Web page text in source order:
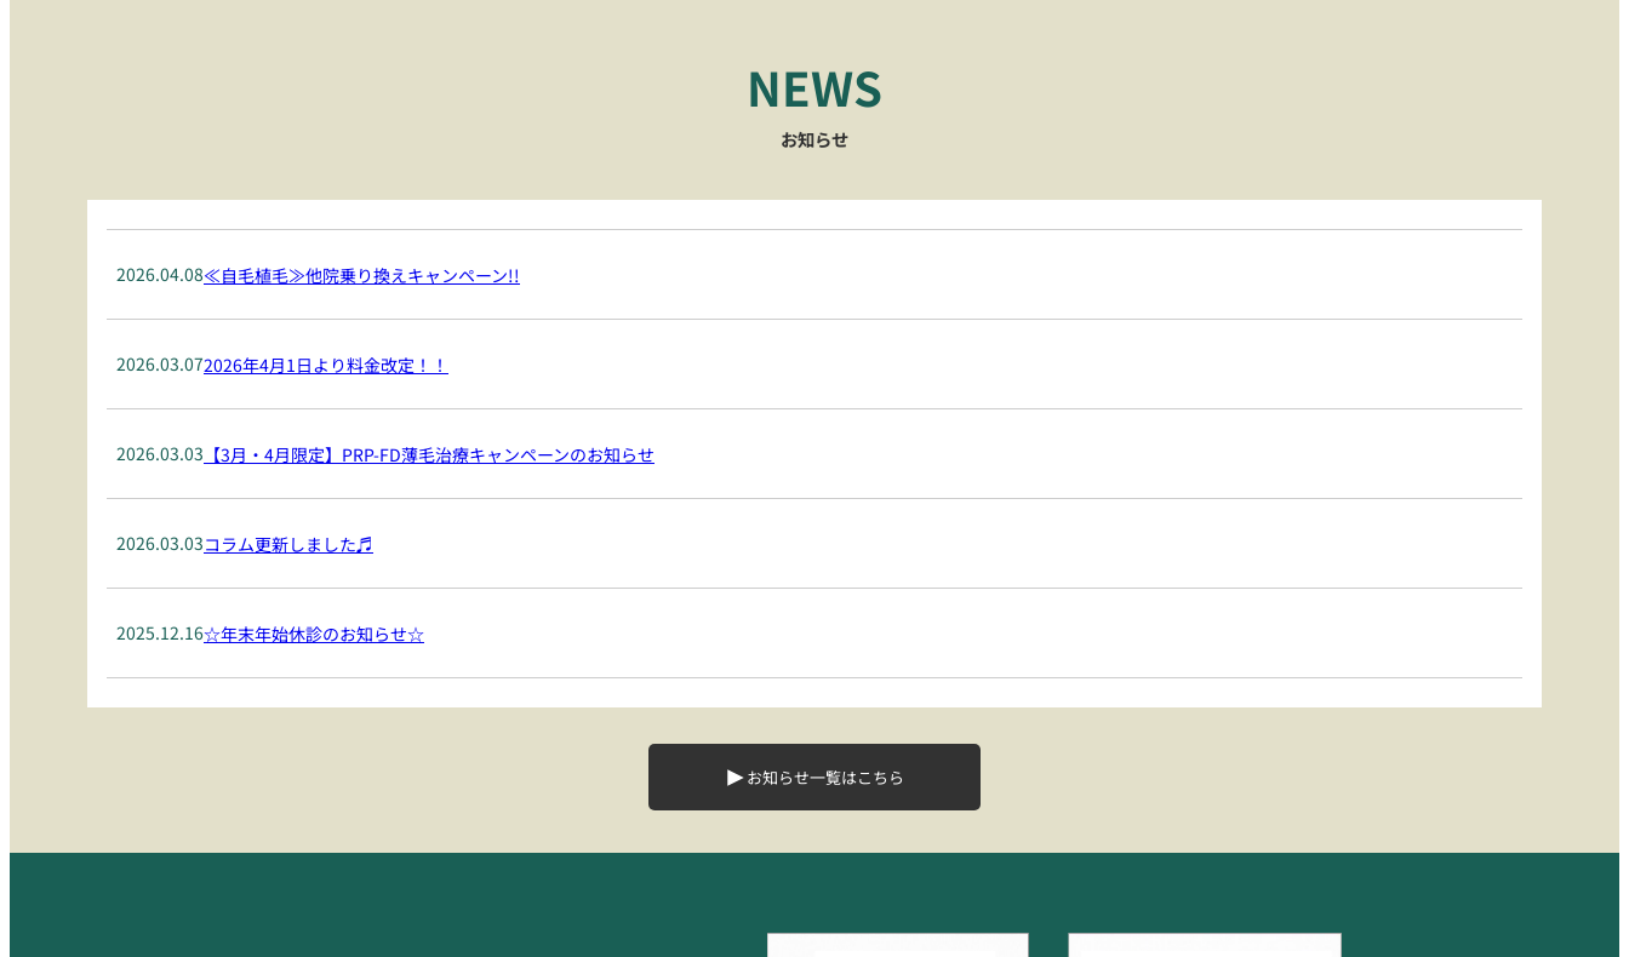
NEWS
お知らせ
2026.04.08≪自毛植毛≫他院乗り換えキャンペーン!!
2026.03.072026年4月1日より料金改定！！
2026.03.03 【3月・4月限定】PRP-FD薄毛治療キャンペーンのお知らせ
2026.03.03コラム更新しました♬
2025.12.16☆年末年始休診のお知らせ☆
お知らせ一覧はこちら